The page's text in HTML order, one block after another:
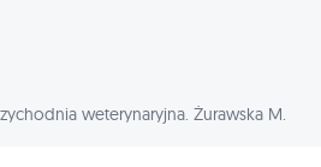
weterynaryjna. Żurawska M.